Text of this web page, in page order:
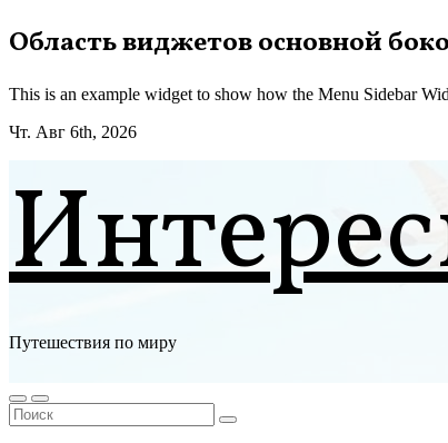
Перейти
к
Область виджетов основной
This is an example widget to show how the Menu Sidebar
Чт. Авг 6th, 2026
Путешествия по миру